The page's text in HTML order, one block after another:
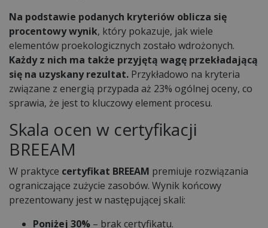
Na podstawie podanych kryteriów oblicza się
procentowy wynik, który pokazuje, jak wiele
elementów proekologicznych zostało wdrożonych.
Każdy z nich ma także przyjętą wagę przekładającą
się na uzyskany rezultat. Przykładowo na kryteria
związane z energią przypada aż 23% ogólnej oceny, co
sprawia, że jest to kluczowy element procesu.
Skala ocen w certyfikacji
BREEAM
W praktyce certyfikat BREEAM premiuje rozwiązania
ograniczające zużycie zasobów. Wynik końcowy
prezentowany jest w następującej skali:
Poniżej 30% – brak certyfikatu.